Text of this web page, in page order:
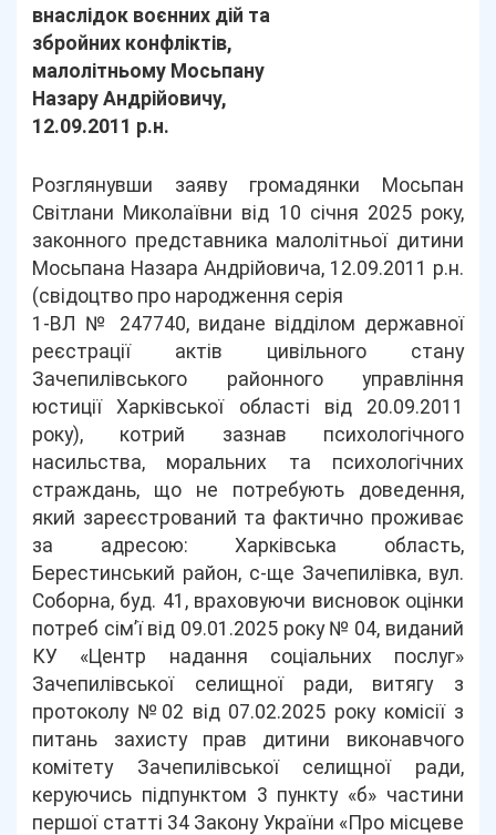
внаслідок воєнних дій та
збройних конфліктів,
малолітньому Мосьпану
Назару Андрійовичу,
12.09.2011 р.н.
Розглянувши заяву громадянки Мосьпан
Світлани Миколаївни від 10 січня 2025 року,
законного представника малолітньої дитини
Мосьпана Назара Андрійовича, 12.09.2011 р.н.
(свідоцтво про народження серія
1-ВЛ № 247740, видане відділом державної
реєстрації актів цивільного стану
Зачепилівського районного управління
юстиції Харківської області від 20.09.2011
року), котрий зазнав психологічного
насильства, моральних та психологічних
страждань, що не потребують доведення,
який зареєстрований та фактично проживає
за адресою: Харківська область,
Берестинський район, с-ще Зачепилівка, вул.
Соборна, буд. 41, враховуючи висновок оцінки
потреб сім’ї від 09.01.2025 року № 04, виданий
КУ «Центр надання соціальних послуг»
Зачепилівської селищної ради, витягу з
протоколу №02 від 07.02.2025 року комісії з
питань захисту прав дитини виконавчого
комітету Зачепилівської селищної ради,
керуючись підпунктом 3 пункту «б» частини
першої статті 34 Закону України «Про місцеве